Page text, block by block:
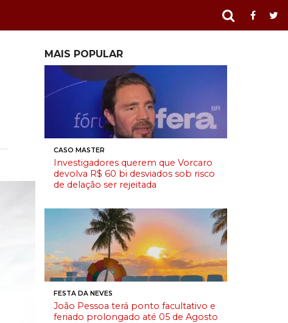
MAIS POPULAR
CASO MASTER
Investigadores querem que Vorcaro
devolva R$ 60 bi desviados sob risco
de delação ser rejeitada
FESTA DA NEVES
João Pessoa terá ponto facultativo e
feriado prolongado até 05 de Agosto